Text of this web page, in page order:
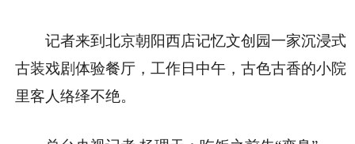
记者来到北京朝阳西店记忆文创园一家沉浸式
古装戏剧体验餐厅，工作日中午，古色古香的小院
里客人络绎不绝。